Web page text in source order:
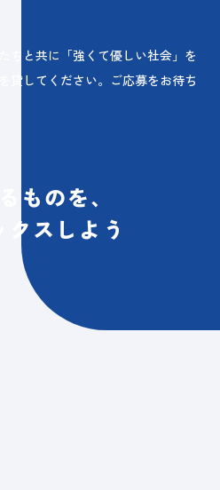
ちと共に「強くて優しい社会」を
貸してください。 ご応募をお待ち
ものを、
クスしよう